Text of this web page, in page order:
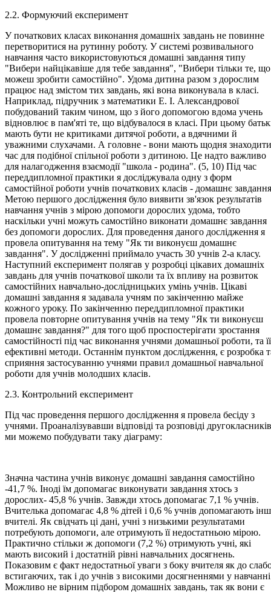
2.2. Формуючий експеримент
У початкових класах виконання домашніх завдань не повинне
перетворитися на рутинну роботу. У системі розвивального
навчання часто використовуються домашні завдання типу
"Вибери найцікавіше для тебе завдання", "Вибери тільки те, що
можеш зробити самостійно". Удома дитина разом з дорослим
працює над змістом тих завдань, які вона виконувала в класі.
Наприклад, підручник з математики Е. І. Александрової
побудований таким чином, що з його допомогою вдома учень
відновлює в пам'яті те, що відбувалося в класі. При цьому
мають бути не критиками дитячої роботи, а вдячними й
уважними слухачами. А головне - вони мають щодня знаходити
час для подібної спільної роботи з дитиною. Це надто важливо
для налагодження взаємодії "школа - родина". (5, 10) Під час
переддипломної практики я досліджувала одну з форм
самостійної роботи учнів початкових класів - домашнє
Метою першого дослідження було виявити зв'язок результатів
навчання учнів з мірою допомоги дорослих удома, тобто
наскільки учні можуть самостійно виконати домашнє завдання
без допомоги дорослих. Для проведення даного дослідження я
провела опитування на тему "Як ти виконуєш домашнє
завдання". У дослідженні приймало участь 30 учнів 2-а класу.
Наступний експеримент полягав у розробці цікавих домашніх
завдань для учнів початкової школи та їх впливу на розвиток
самостійних навчально-дослідницьких умінь учнів. Цікаві
домашні завдання я задавала учням по закінченню майже
кожного уроку. По закінченню переддипломної практики
провела повторне опитування учнів на тему "Як ти виконуєш
домашнє завдання?" для того щоб проспостерігати зростання
самостійності під час виконання учнями домашньої роботи, та її
ефективні методи. Останнім пунктом дослідження, є розробка
сприяння застосуванню учнями правил домашньої навчальної
роботи для учнів молодших класів.
2.3. Контрольний експеримент
Під час проведення першого дослідження я провела бесіду з
учнями. Проаналізувавши відповіді та розповіді другокласників
ми можемо побудувати таку діаграму:
Значна частина учнів виконує домашні завдання самостійно
-41,7 %. Іноді їм допомагає виконувати завдання хтось з
дорослих- 45,8 % учнів. Завжди хтось допомагає 7,1 % учнів.
Вчителька допомагає 4,8 % дітей і 0,6 % учнів допомагають
вчителі. Як свідчать ці дані, учні з низькими результатами
потребують допомоги, але отримують її недостатньою мірою.
Практично стільки ж допомоги (7,2 %) отримують учні, які
мають високий і достатній рівні навчальних досягнень.
Показовим є факт недостатньої уваги з боку вчителя як до
встигаючих, так і до учнів з високими досягненнями у
Можливо не вірним підбором домашніх завдань, так як вони є